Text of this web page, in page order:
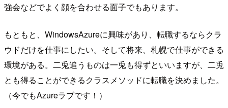
強会などでよく顔を合わせる面子でもあります。
もともと、WindowsAzureに興味があり、転職するならクラ
ウドだけを仕事にしたい。そして将来、札幌で仕事ができる
環境がある。二兎追うものは一兎も得ずといいますが、二兎
とも得ることができるクラスメソッドに転職を決めました。
（今でもAzureラブです！）